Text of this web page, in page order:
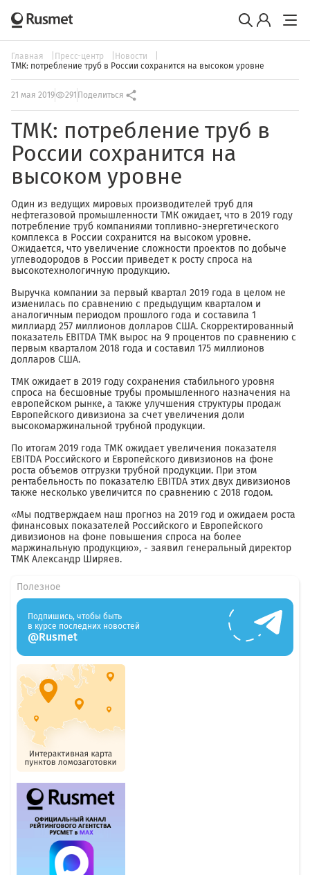
Главная Пресс-центр
Новости
ТМК: потребление труб в России сохранится на высоком уровне
21 мая 2019 291 Поделиться
ТМК: потребление труб в
России сохранится на
высоком уровне
Один из ведущих мировых производителей труб для
нефтегазовой промышленности ТМК ожидает, что в 2019 году
потребление труб компаниями топливно-энергетического
комплекса в России сохранится на высоком уровне.
Ожидается, что увеличение сложности проектов по добыче
углеводородов в России приведет к росту спроса на
высокотехнологичную продукцию.
Выручка компании за первый квартал 2019 года в целом не
изменилась по сравнению с предыдущим кварталом и
аналогичным периодом прошлого года и составила 1
миллиард 257 миллионов долларов США. Скорректированный
показатель EBITDA ТМК вырос на 9 процентов по сравнению с
первым кварталом 2018 года и составил 175 миллионов
долларов США.
ТМК ожидает в 2019 году сохранения стабильного уровня
спроса на бесшовные трубы промышленного назначения на
европейском рынке, а также улучшения структуры продаж
Европейского дивизиона за счет увеличения доли
высокомаржинальной трубной продукции.
По итогам 2019 года ТМК ожидает увеличения показателя
EBITDA Российского и Европейского дивизионов на фоне
роста объемов отгрузки трубной продукции. При этом
рентабельность по показателю EBITDA этих двух дивизионов
также несколько увеличится по сравнению с 2018 годом.
«Мы подтверждаем наш прогноз на 2019 год и ожидаем роста
финансовых показателей Российского и Европейского
дивизионов на фоне повышения спроса на более
маржинальную продукцию», - заявил генеральный директор
ТМК Александр Ширяев.
Полезное
Подпишись, чтобы быть
в курсе последних новостей
@Rusmet